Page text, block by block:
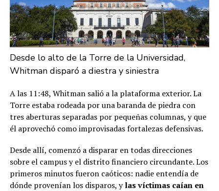
Desde lo alto de la Torre de la Universidad,
Whitman disparó a diestra y siniestra
A las 11:48, Whitman salió a la plataforma exterior. La
Torre estaba rodeada por una baranda de piedra con
tres aberturas separadas por pequeñas columnas, y que
él aprovechó como improvisadas fortalezas defensivas.
Desde allí, comenzó a disparar en todas direcciones
sobre el campus y el distrito financiero circundante. Los
primeros minutos fueron caóticos: nadie entendía de
dónde provenían los disparos, ylas víctimas caían en